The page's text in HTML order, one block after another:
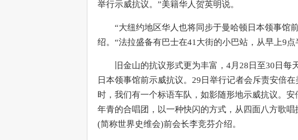
举行示威抗议。”美籍华人贺英明说。
“大纽约地区华人也将同步于曼哈顿日本领事馆
绍。“法拉盛备有巴士在41大街的小巴站，从早上9
旧金山的抗议形式更为丰富，4月28日至30日每
日本领事馆前示威抗议。29日举行记者会斥责安倍
时，我们有一个标语车队，如影随形地示威抗议。
年青的合唱团，以一种快闪的方式，从四面八方歌
(简称世界史维会)前会长李竞芬介绍。